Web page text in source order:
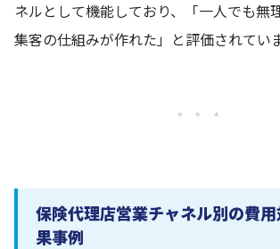
ネルとして機能しており、「一人でも無
集客の仕組みが作れた」と評価されていま
* * *
保険代理店営業チャネル別の費
果事例